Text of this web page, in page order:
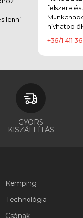
lenni
hívhatod
+36/1 411
GYORS
KISZÁLLÍTÁS
Kemping
Technológia
Csónak